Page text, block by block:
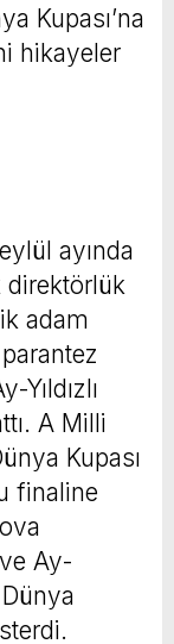
Kupası’na
hikayeler
ayında
direktörlük
adam
Yıldızlı
A Milli
Kupası
finaline
Ay-